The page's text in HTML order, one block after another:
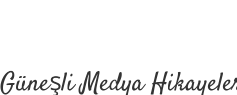
Güneşli Medya